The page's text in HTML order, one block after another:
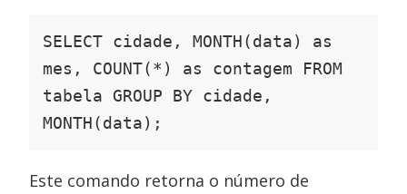
SELECT cidade, MONTH(data) as
mes, COUNT(*) as contagem FROM
tabela GROUP BY cidade,
MONTH(data);
Este comando retorna o número de